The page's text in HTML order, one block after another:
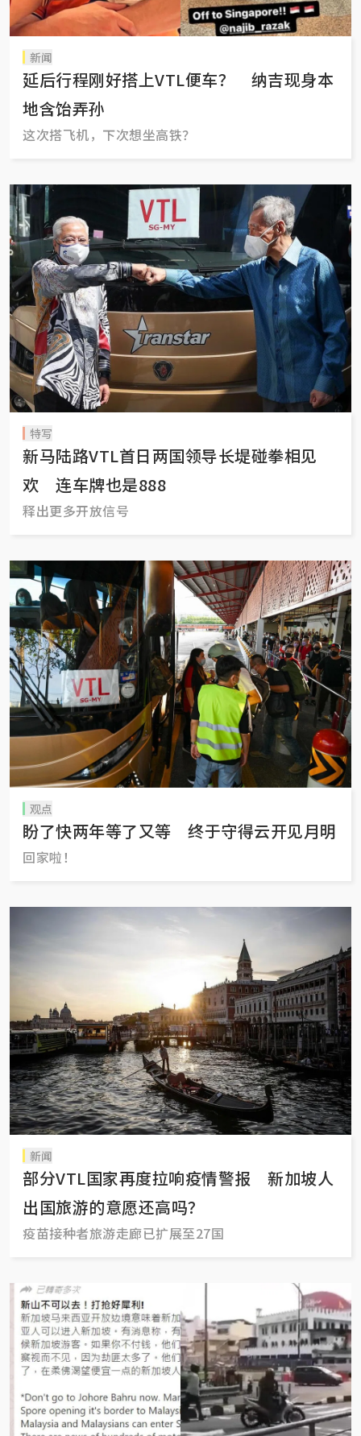
新闻
延后行程刚好搭上VTL便车？ 纳吉现身本
地含饴弄孙
这次搭飞机，下次想坐高铁？
特写
新马陆路VTL首日两国领导长堤碰拳相见
欢 连车牌也是888
释出更多开放信号
观点
盼了快两年等了又等 终于守得云开见月明
回家啦！
新闻
部分VTL国家再度拉响疫情警报 新加坡人
出国旅游的意愿还高吗？
疫苗接种者旅游走廊已扩展至27国